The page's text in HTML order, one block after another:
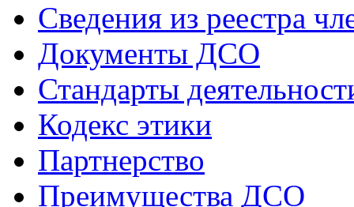
Сведения из реестра
Документы ДСО
Стандарты
Кодекс этики
Партнерство
Преимущества ДСО